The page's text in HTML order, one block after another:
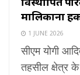
मालिकाना
1 JUNE 2026
सीएम योगी
तहसील क्षेत्र